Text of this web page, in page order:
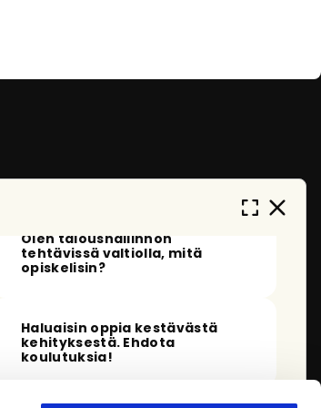
Mitä voin kysyä sinulta?
Olen taloushallinnon
tehtävissä valtiolla, mitä
opiskelisin?
Haluaisin oppia kestävästä
kehityksestä. Ehdota
koulutuksia!